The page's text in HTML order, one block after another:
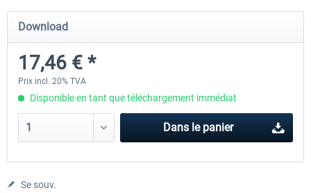
Airport Berlin Brandenburg V2 XP
30,20 € *
Airport Zurich V2.0 XP
Download
17,46 € *
Prix incl. 20% TVA
Disponible en tant que téléchargement immédiat
Dans le panier
Se souv.